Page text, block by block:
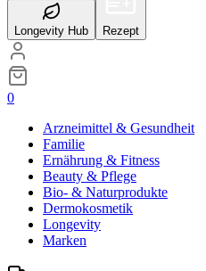
Longevity Hub Rezept
0
Arzneimittel & Gesundheit
Familie
Ernährung & Fitness
Beauty & Pflege
Bio- & Naturprodukte
Dermokosmetik
Longevity
Marken